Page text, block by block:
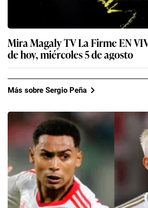
Mira Magaly TV La Firme EN
de hoy, miércoles 5 de agosto
Más sobre Sergio Peña